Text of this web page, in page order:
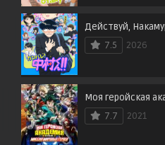
Действуй,
7.5
2026
7.7
2021